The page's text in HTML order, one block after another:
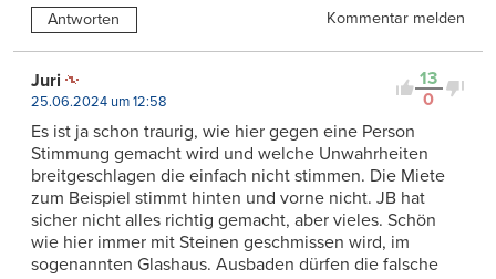
Antworten Kommentar melden
13
0
Juri
25.06.2024 um 12:58
Es ist ja schon traurig, wie hier gegen eine Person
Stimmung gemacht wird und welche Unwahrheiten
breitgeschlagen die einfach nicht stimmen. Die Miete
zum Beispiel stimmt hinten und vorne nicht. JB hat
sicher nicht alles richtig gemacht, aber vieles. Schön
wie hier immer mit Steinen geschmissen wird, im
sogenannten Glashaus. Ausbaden dürfen die falsche